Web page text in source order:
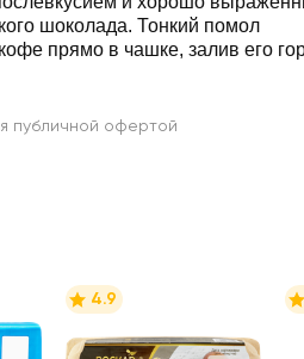
шоколада. Тонкий помол
прямо в чашке, залив его
публичной офертой
4.9